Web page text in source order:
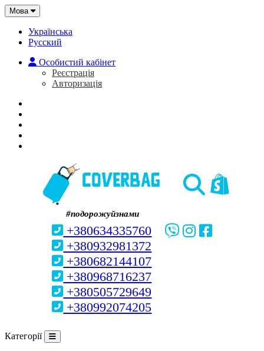
Мова
Українська
Русский
Особистий кабінет
Реєстрація
Авторизація
#подорожуйзнами
+380634335760
+380932981372
+380682144107
+380968716237
+380505729649
+380992074205
Категорії